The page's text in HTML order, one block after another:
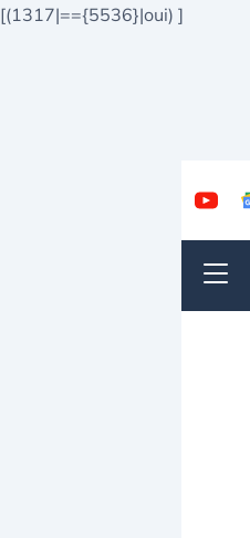
[(1317|=={5536}|oui) ]